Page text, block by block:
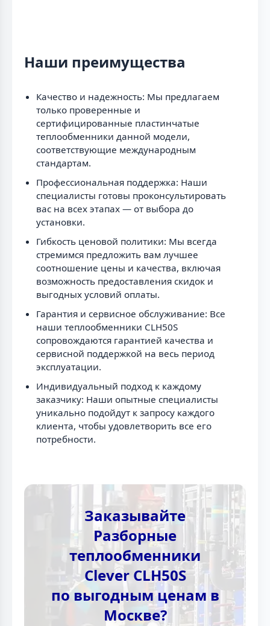
Наши преимущества
Качество и надежность: Мы предлагаем
только проверенные и
сертифицированные пластинчатые
теплообменники данной модели,
соответствующие международным
стандартам.
Профессиональная поддержка: Наши
специалисты готовы проконсультировать
вас на всех этапах — от выбора до
установки.
Гибкость ценовой политики: Мы всегда
стремимся предложить вам лучшее
соотношение цены и качества, включая
возможность предоставления скидок и
выгодных условий оплаты.
Гарантия и сервисное обслуживание: Все
наши теплообменники CLH50S
сопровождаются гарантией качества и
сервисной поддержкой на весь период
эксплуатации.
Индивидуальный подход к каждому
заказчику: Наши опытные специалисты
уникально подойдут к запросу каждого
клиента, чтобы удовлетворить все его
потребности.
Заказывайте
Разборные
теплообменники
Clever CLH50S
по выгодным ценам в
Москве?